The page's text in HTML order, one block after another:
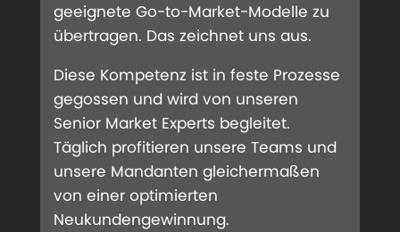
geeignete Go-to-Market-Modelle zu
übertragen. Das zeichnet uns aus.
Diese Kompetenz ist in feste Prozesse
gegossen und wird von unseren
Senior Market Experts begleitet.
Täglich profitieren unsere Teams und
unsere Mandanten gleichermaßen
von einer optimierten
Neukundengewinnung.